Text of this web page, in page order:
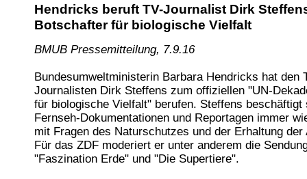
Hendricks beruft TV-Journalist Dirk
Botschafter für biologische Vielfalt
BMUB Pressemitteilung, 7.9.16
Bundesumweltministerin Barbara Hendricks hat den
Journalisten Dirk Steffens zum offiziellen "UN-
für biologische Vielfalt" berufen. Steffens beschäftigt
Fernseh-Dokumentationen und Reportagen immer
mit Fragen des Naturschutzes und der Erhaltung der
Für das ZDF moderiert er unter anderem die
"Faszination Erde" und "Die Supertiere".